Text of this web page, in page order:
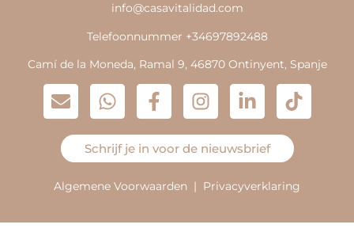
info@casavitalidad.com
Telefoonnummer +34697892488
Camí de la Moneda, Ramal 9, 46870 Ontinyent, Spanje
Schrijf je in voor de nieuwsbrief
Algemene Voorwaarden | Privacyverklaring